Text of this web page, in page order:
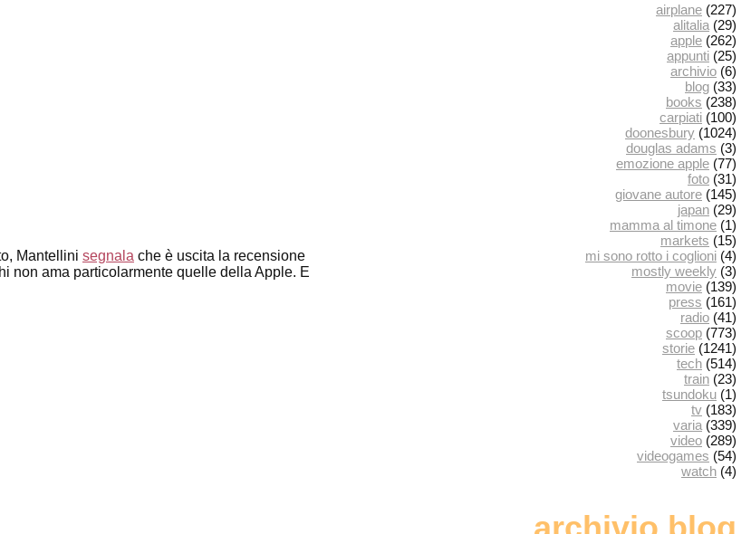
Mantellini segnala che è uscita la recensione
non ama particolarmente quelle della Apple. E
airplane (227)
alitalia (29)
apple (262)
appunti (25)
archivio (6)
blog (33)
books (238)
carpiati (100)
doonesbury (1024)
douglas adams (3)
emozione apple (77)
foto (31)
giovane autore (145)
japan (29)
mamma al timone (1)
markets (15)
mi sono rotto i coglioni (4)
mostly weekly (3)
movie (139)
press (161)
radio (41)
scoop (773)
storie (1241)
tech (514)
train (23)
tsundoku (1)
tv (183)
varia (339)
video (289)
videogames (54)
watch (4)